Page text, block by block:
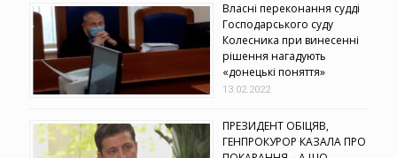
Власні переконання судді
Господарського суду
Колесника при винесенні
рішення нагадують
«донецькі поняття»
13.02.2022
ПРЕЗИДЕНТ ОБІЦЯВ,
ГЕНПРОКУРОР КАЗАЛА ПРО